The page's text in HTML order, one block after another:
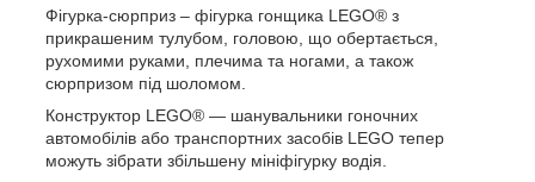
Фігурка-сюрприз – фігурка гонщика LEGO® з
прикрашеним тулубом, головою, що обертається,
рухомими руками, плечима та ногами, а також
сюрпризом під шоломом.
Конструктор LEGO® — шанувальники гоночних
автомобілів або транспортних засобів LEGO тепер
можуть зібрати збільшену мініфігурку водія.